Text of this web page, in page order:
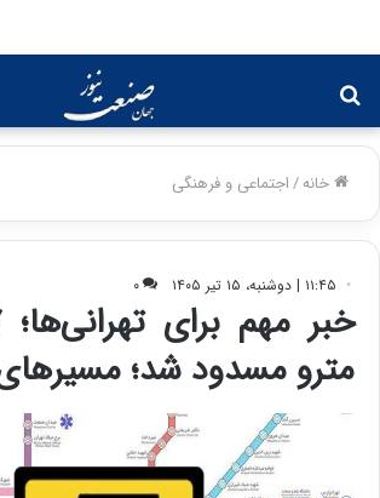
برای
خانه/اجتماعی و فرهنگی
۱۱:۴۵ | دوشنبه، ۱۵ تیر ۱۴۰۵ ۰
مترو مسدود شد؛